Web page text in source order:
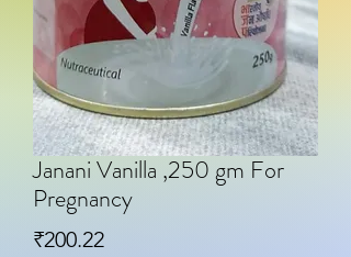
Janani Vanilla ,250 gm For
Pregnancy
₹200.22मूल्य